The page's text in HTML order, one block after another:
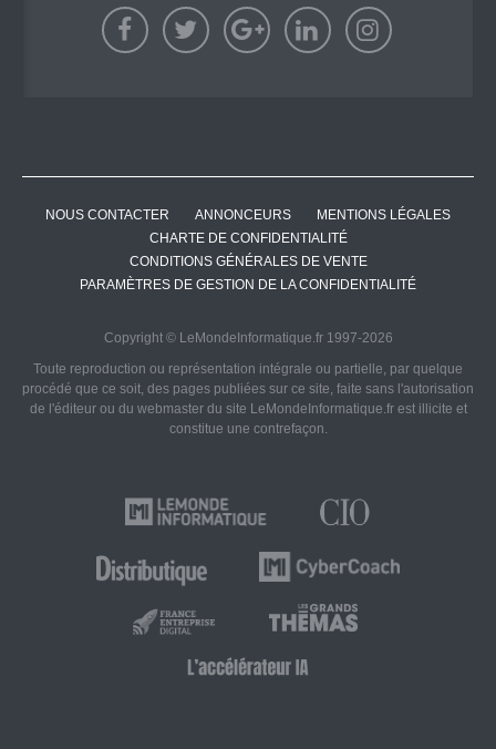
NOUS CONTACTER ANNONCEURS
MENTIONS LÉGALES
CHARTE DE CONFIDENTIALITÉ
CONDITIONS GÉNÉRALES DE VENTE
PARAMÈTRES DE GESTION DE LA CONFIDENTIALITÉ
Copyright © LeMondeInformatique.fr 1997-2026
Toute reproduction ou représentation intégrale ou partielle, par quelque
procédé que ce soit, des pages publiées sur ce site, faite sans l'autorisation
de l'éditeur ou du webmaster du site LeMondeInformatique.fr est illicite et
constitue une contrefaçon.